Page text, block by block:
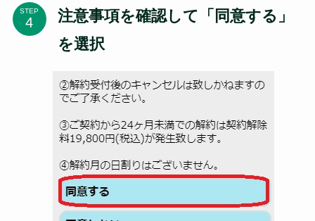
STEP
注意事項を確認して「同意する」
を選択